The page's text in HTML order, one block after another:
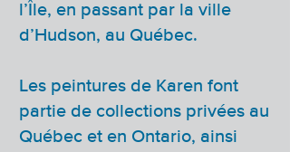
l’Île, en passant par la ville
d’Hudson, au Québec.
Les peintures de Karen font
partie de collections privées au
Québec et en Ontario, ainsi